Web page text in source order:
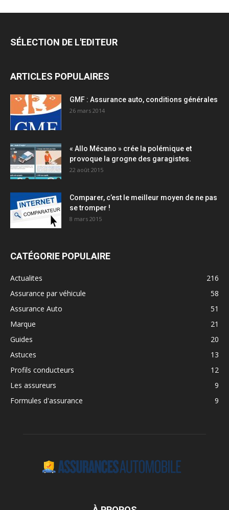
SÉLECTION DE L'EDITEUR
ARTICLES POPULAIRES
GMF : Assurance auto, conditions générales
26 mars 2014
« Allo Mécano » crée la polémique et
provoque la grogne des garagistes.
22 août 2015
Comparer, c’est le meilleur moyen de ne pas
se tromper !
8 mars 2015
CATÉGORIE POPULAIRE
Actualites
216
Assurance par véhicule
58
Assurance Auto
51
Marque
21
Guides
20
Astuces
13
Profils conducteurs
12
Les assureurs
9
Formules d'assurance
9